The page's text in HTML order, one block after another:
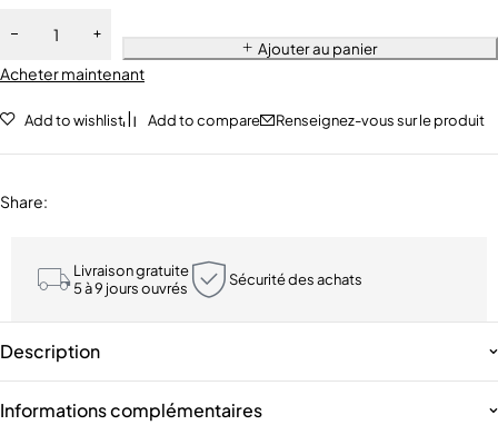
Ajouter au panier
Acheter maintenant
Add to wishlist Add to compare Renseignez-vous sur le produit
Share:
Livraison gratuite
5 à 9 jours ouvrés
Sécurité des achats
Description
Informations complémentaires